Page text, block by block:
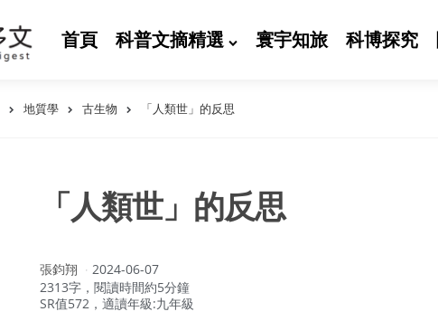
首頁 科普文摘精選 寰宇知旅 科博探究
地質學 古生物 「人類世」的反思
「人類世」的反思
作
者：
張鈞翔
2024-06-07
2313字，閱讀時間約5分鐘
SR值572，適讀年級:九年級